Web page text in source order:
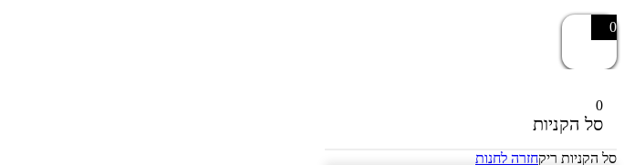
0
0
סל הקניות
סל הקניות ריקחזרה לחנות